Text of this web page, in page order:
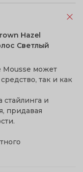
Hazel
Светлый
Mousse может
так и как
стайлинга и
придавая